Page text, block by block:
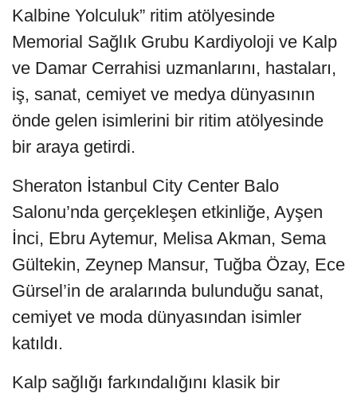
Kalbine Yolculuk” ritim atölyesinde
Memorial Sağlık Grubu Kardiyoloji ve Kalp
ve Damar Cerrahisi uzmanlarını, hastaları,
iş, sanat, cemiyet ve medya dünyasının
önde gelen isimlerini bir ritim atölyesinde
bir araya getirdi.
Sheraton İstanbul City Center Balo
Salonu’nda gerçekleşen etkinliğe, Ayşen
İnci, Ebru Aytemur, Melisa Akman, Sema
Gültekin, Zeynep Mansur, Tuğba Özay, Ece
Gürsel’in de aralarında bulunduğu sanat,
cemiyet ve moda dünyasından isimler
katıldı.
Kalp sağlığı farkındalığını klasik bir